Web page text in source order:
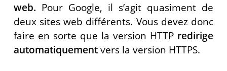
web. Pour Google, il s’agit quasiment de
deux sites web différents. Vous devez donc
faire en sorte que la version HTTP redirige
automatiquementvers la version HTTPS.